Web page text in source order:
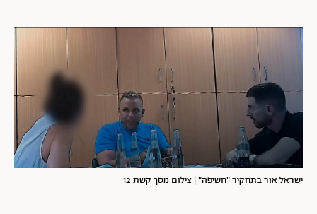
ישראל אור בתחקיר "חשיפה" | צילום מסך קשת 12